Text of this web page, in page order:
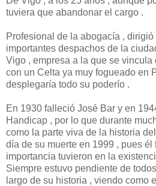
tuviera que abandonar el cargo .
Profesional de la abogacía ,
importantes despachos de la
Vigo , empresa a la que se
con un Celta ya muy fogueado en
desplegaría todo su poderío .
En 1930 falleció José Bar y en
Handicap , por lo que durante
como la parte viva de la historia
día de su muerte en 1999 , pues
importancia tuvieron en la
Siempre estuvo pendiente de
largo de su historia , viendo como